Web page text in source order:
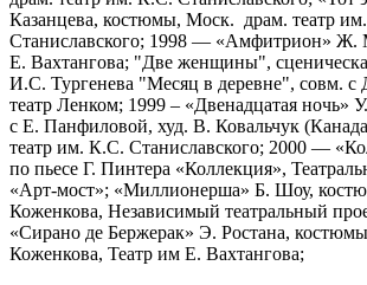
Казанцева, костюмы, Моск. драм. театр
Станиславского; 1998 — «Амфитрион» Ж.
Е. Вахтангова; "Две женщины",
И.С. Тургенева "Месяц в деревне", совм. с
театр Ленком; 1999 – «Двенадцатая ночь»
с Е. Панфиловой, худ. В. Ковальчук
театр им. К.С. Станиславского; 2000 —
по пьесе Г. Пинтера «Коллекция»,
«Арт-мост»; «Миллионерша» Б. Шоу,
Коженкова, Независимый театральный
«Сирано де Бержерак» Э. Ростана,
Коженкова, Театр им Е. Вахтангова;